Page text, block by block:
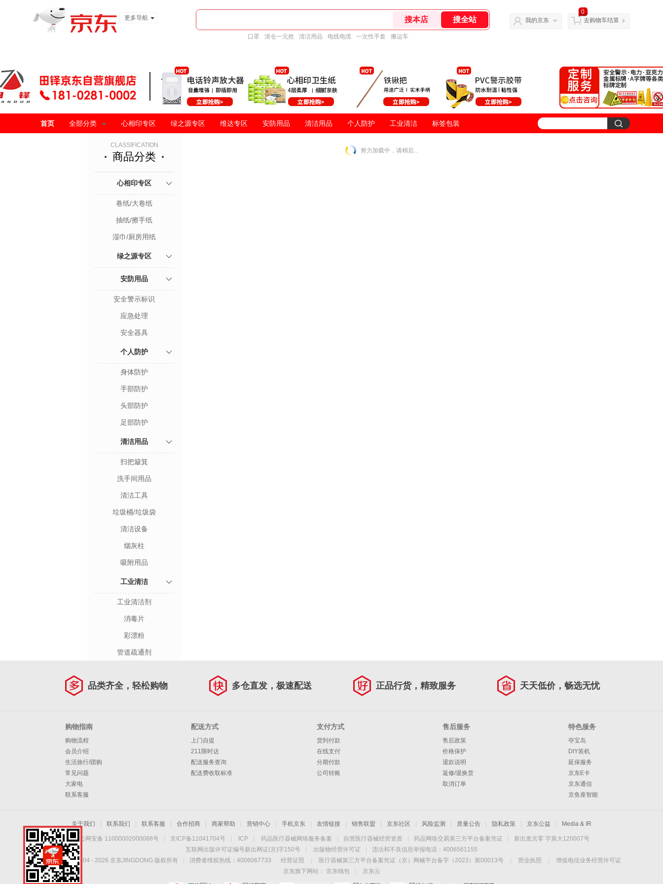
更多导航
口罩 清仓一元抢 清洁用品 电线电缆 一次性手套 搬运车
我的京东
0
去购物车结算
首页 全部分类 心相印专区 绿之源专区 维达专区 安防用品 清洁用品 个人防护 工业清洁 标签包装
CLASSIFICATION
商品分类
心相印专区
卷纸/大卷纸
抽纸/擦手纸
湿巾/厨房用纸
绿之源专区
安防用品
安全警示标识
应急处理
安全器具
个人防护
身体防护
手部防护
头部防护
足部防护
清洁用品
扫把簸箕
洗手间用品
清洁工具
垃圾桶/垃圾袋
清洁设备
烟灰柱
吸附用品
工业清洁
工业清洁剂
消毒片
彩漂粉
管道疏通剂
努力加载中，请稍后...
品类齐全，轻松购物 多仓直发，极速配送 正品行货，精致服务 天天低价，畅选无忧
购物指南
购物流程
会员介绍
生活旅行/团购
常见问题
大家电
联系客服
配送方式
上门自提
211限时达
配送服务查询
配送费收取标准
支付方式
货到付款
在线支付
分期付款
公司转账
售后服务
售后政策
价格保护
退款说明
返修/退换货
取消订单
特色服务
夺宝岛
DIY装机
延保服务
京东E卡
京东通信
京鱼座智能
关于我们 联系我们 联系客服 合作招商 商家帮助 营销中心 手机京东 友情链接 销售联盟 京东社区 风险监测 质量公告 隐私政策 京东公益 Media & IR
京公网安备 11000002000088号 京ICP备11041704号 ICP 药品医疗器械网络服务备案 自营医疗器械经营资质 药品网络交易第三方平台备案凭证
新出发京零 字第大120007号
互联网出版许可证编号新出网证(京)字150号
出版物经营许可证
违法和不良信息举报电话：4006561155
Copyright © 2004 - 2026 京东JINGDONG 版权所有 消费者维权热线：4006067733 经营证照 医疗器械第三方平台备案凭证（京）网械平台备字（2023）第00013号 营业执照
增值电信业务经营许可证
京东旗下网站：
京东钱包 京东云